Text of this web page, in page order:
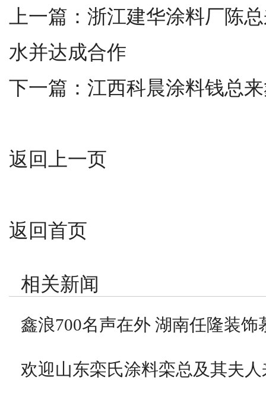
上一篇： 浙江建华涂料厂陈
水并达成合作
下一篇： 江西科晨涂料钱总
返回上一页
返回首页
相关新闻
鑫浪700名声在外 湖南任隆装
欢迎山东栾氏涂料栾总及其夫